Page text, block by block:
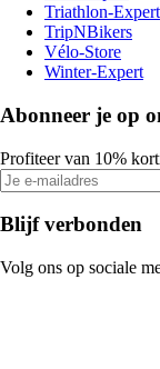
Triathlon-Expert
TripNBikers
Vélo-Store
Winter-Expert
Abonneer je op
Profiteer van 10%
Blijf verbonden
Volg ons op sociale